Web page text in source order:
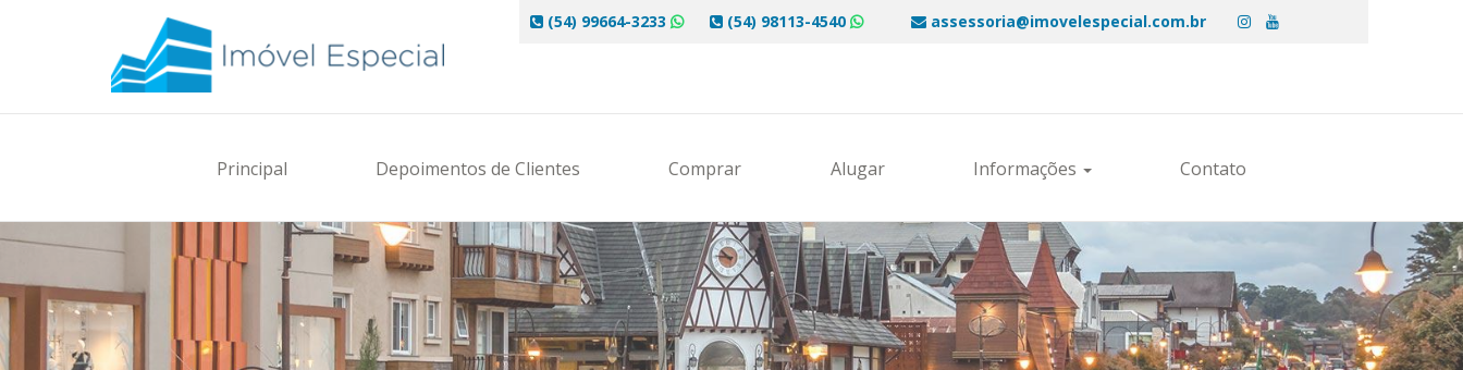
(54) 99664-3233 (54) 98113-4540 assessoria@imovelespecial.com.br
Principal Depoimentos de Clientes Comprar Alugar Informações Contato